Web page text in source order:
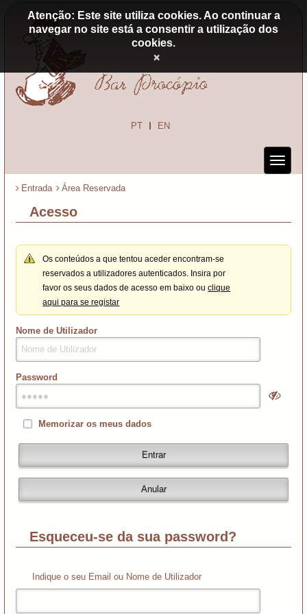
PT EN
Entrada Área Reservada
Acesso
Os conteúdos a que tentou aceder encontram-se
reservados a utilizadores autenticados. Insira por
favor os seus dados de acesso em baixo ouclique
aqui para se registar
Nome de Utilizador
Password
Memorizar os meus dados
Esqueceu-se da sua password?
Indique o seu Email ou Nome de Utilizador
Atenção: Este site utiliza cookies. Ao continuar a
navegar no site está a consentir a utilização dos
cookies.
×